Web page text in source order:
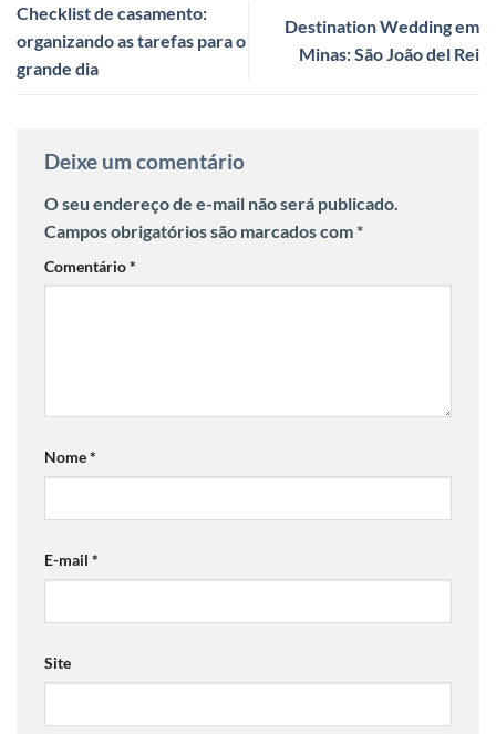
Checklist de casamento:
organizando as tarefas para o
grande dia
Destination Wedding em
Minas: São João del Rei
Deixe um comentário
O seu endereço de e-mail não será publicado.
Campos obrigatórios são marcados com*
Comentário*
Nome*
E-mail *
Site